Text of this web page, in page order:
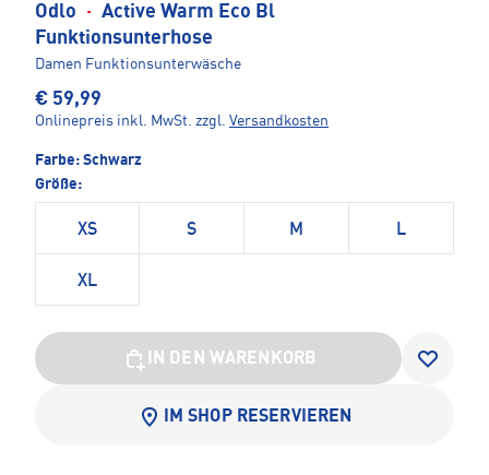
Odlo · Active Warm Eco Bl
Funktionsunterhose
Damen Funktionsunterwäsche
€ 59,99
Onlinepreis inkl. MwSt. zzgl. Versandkosten
Farbe: Schwarz
Größe:
XS S M L
XL
IN DEN WARENKORB
IM SHOP RESERVIEREN